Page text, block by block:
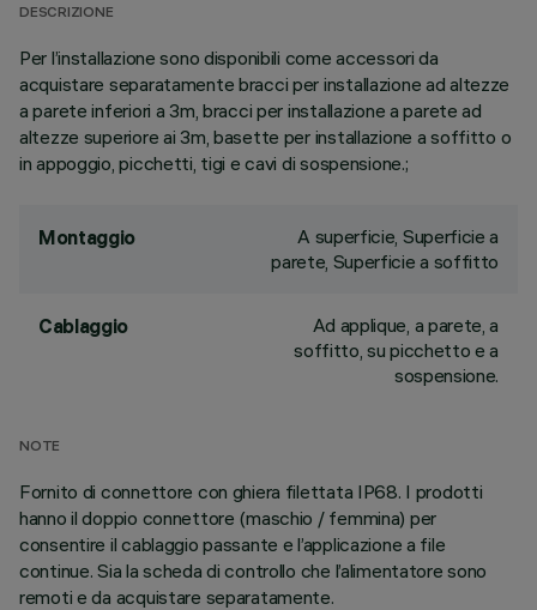
DESCRIZIONE
Per l’installazione sono disponibili come accessori da
acquistare separatamente bracci per installazione ad altezze
a parete inferiori a 3m, bracci per installazione a parete ad
altezze superiore ai 3m, basette per installazione a soffitto o
in appoggio, picchetti, tigi e cavi di sospensione.;
Montaggio
A superficie, Superficie a
parete, Superficie a soffitto
Cablaggio
Ad applique, a parete, a
soffitto, su picchetto e a
sospensione.
NOTE
Fornito di connettore con ghiera filettata IP68. I prodotti
hanno il doppio connettore (maschio / femmina) per
consentire il cablaggio passante e l’applicazione a file
continue. Sia la scheda di controllo che l’alimentatore sono
remoti e da acquistare separatamente.